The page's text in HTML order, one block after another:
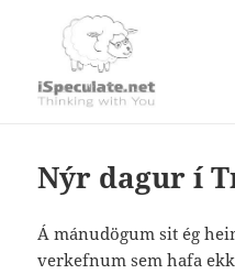
Nýr dagur í
Á mánudögum sit ég
verkefnum sem hafa